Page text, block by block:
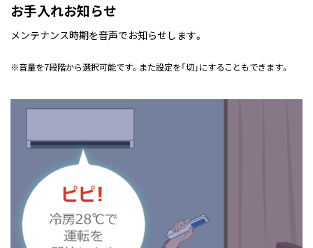
お手入れお知らせ
メンテナンス時期を音声でお知らせします。
※音量を7段階から選択可能です。また設定を「切」にすることもできます。